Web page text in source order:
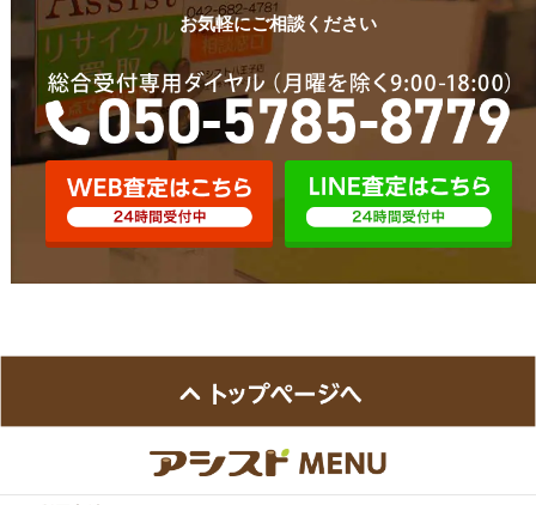
お気軽にご相談ください